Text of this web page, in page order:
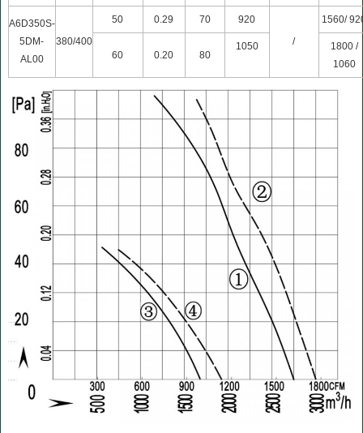
A6D350S-
5DM-
AL00
380/400
50 0.29 70
920
/
1560/
60 0.20 80
1050
1800 /
1060